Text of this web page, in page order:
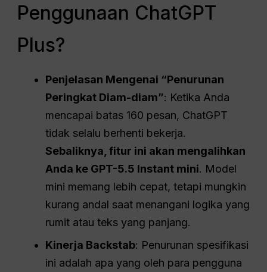
Penggunaan ChatGPT
Plus?
Penjelasan Mengenai “Penurunan
Peringkat Diam-diam”: Ketika Anda
mencapai batas 160 pesan, ChatGPT
tidak selalu berhenti bekerja.
Sebaliknya, fitur ini akan mengalihkan
Anda ke GPT-5.5 Instant mini. Model
mini memang lebih cepat, tetapi mungkin
kurang andal saat menangani logika yang
rumit atau teks yang panjang.
Kinerja Backstab: Penurunan spesifikasi
ini adalah apa yang oleh para pengguna